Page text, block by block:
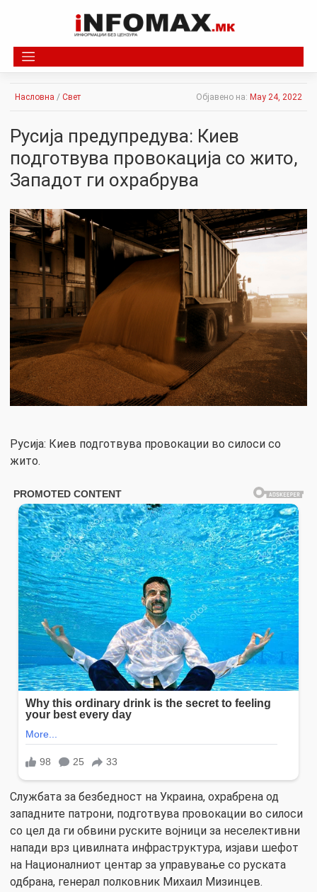
Насловна / Свет Објавено на: May 24, 2022
Русија предупредува: Киев
подготвува провокација со жито,
Западот ги охрабрува
Русија: Киев подготвува провокации во силоси со
жито.
Службата за безбедност на Украина, охрабрена од
западните патрони, подготвува провокации во силоси
со цел да ги обвини руските војници за неселективни
напади врз цивилната инфраструктура, изјави шефот
на Националниот центар за управување со руската
одбрана, генерал полковник Михаил Мизинцев.